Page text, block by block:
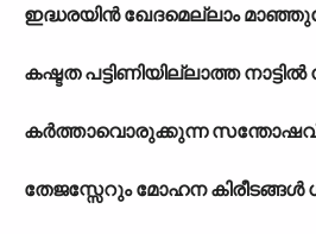
ഇദ്ധരയിൻ ഖേദമെല്ലാം
കഷ്ടത പട്ടിണിയില്ലാത്ത നാട്ടിൽ
കർത്താവൊരുക്കുന്ന
തേജസ്സേറും മോഹന കിരീടങ്ങൾ